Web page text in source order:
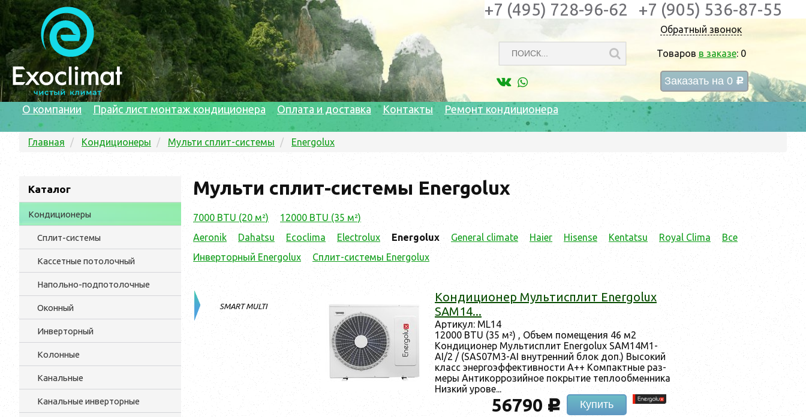
Обратный звонок
Товаров в заказе: 0
Заказать на 0 c
+7 (495) 728-96-62 +7 (905) 536-87-55
О компании Прайс лист монтаж кондиционера Оплата и доставка Контакты Ремонт кондиционера
Главная Кондиционеры Мульти сплит-системы Energolux
Каталог
Кондиционеры
Сплит-системы
Кассетные потолочный
Напольно-подпотолочные
Оконный
Инверторный
Колонные
Канальные
Канальные инверторные
Мульти сплит-системы Energolux
7000 BTU (20 м²)
12000 BTU (35 м²)
Aeronik
Dahatsu Ecoclima Electrolux Energolux General climate Haier Hisense Kentatsu Royal Clima
Все
Инверторный Energolux
Сплит-системы Energolux
SMART MULTI
Кон­ди­ци­онер Муль­тис­плит Energolux
SAM14...
Ар­ти­кул: ML14
12000 BTU (35 м²) , Объ­ем по­меще­ния 46 м2
Кон­ди­ци­онер Муль­тис­плит Energolux SAM14M1-
AI/2 / (SAS07M3-AI внут­ренний блок доп.) Вы­сокий
класс энер­го­эф­фектив­ности А++ Ком­пак­тные раз­
ме­ры Ан­ти­кор­ро­зий­ное пок­ры­тие теп­ло­об­менни­ка
Низ­кий уро­ве...
56790 c Купить